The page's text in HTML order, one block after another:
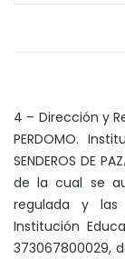
4 – Dirección y
PERDOMO.
SENDEROS DE
de la cual se
regulada y las
Institución
373067800029,